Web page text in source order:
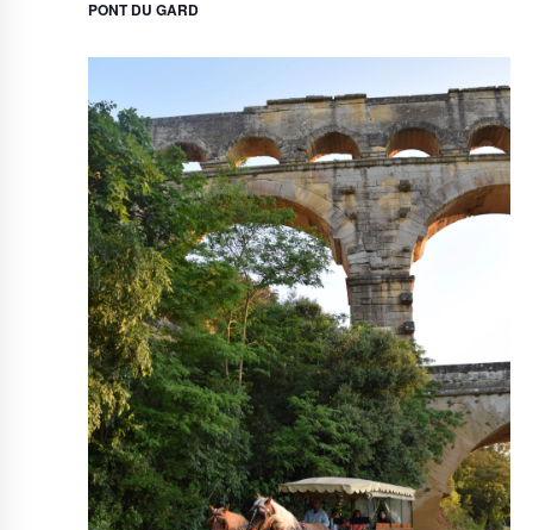
PONT DU GARD